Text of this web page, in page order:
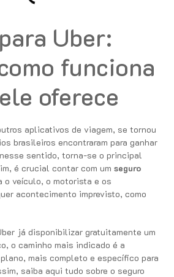
Uber:
funciona
oferece
aplicativos de viagem, se tornou
brasileiros encontraram para ganhar
sentido, torna-se o principal
é crucial contar com um seguro
o veículo, o motorista e os
acontecimento imprevisto, como
já disponibilizar gratuitamente um
o caminho mais indicado é a
mais completo e específico para
saiba aqui tudo sobre o seguro